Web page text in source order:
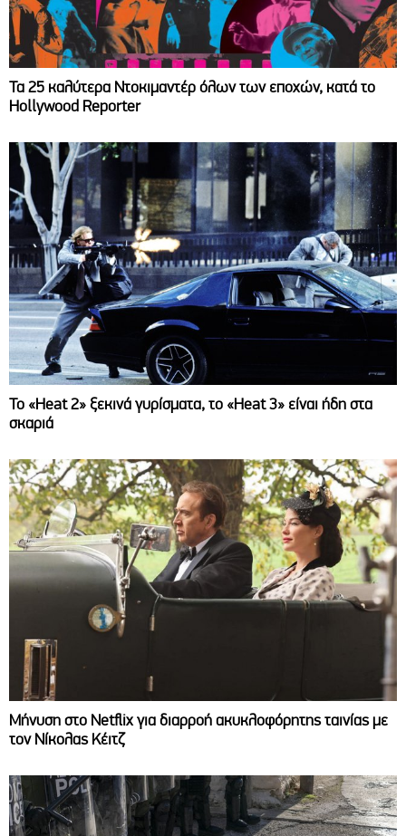
Τα 25 καλύτερα Ντοκιμαντέρ όλων των εποχών, κατά το
Hollywood Reporter
Το «Heat 2» ξεκινά γυρίσματα, το «Heat 3» είναι ήδη στα
σκαριά
Μήνυση στο Netflix για διαρροή ακυκλοφόρητης ταινίας με
τον Νίκολας Κέιτζ